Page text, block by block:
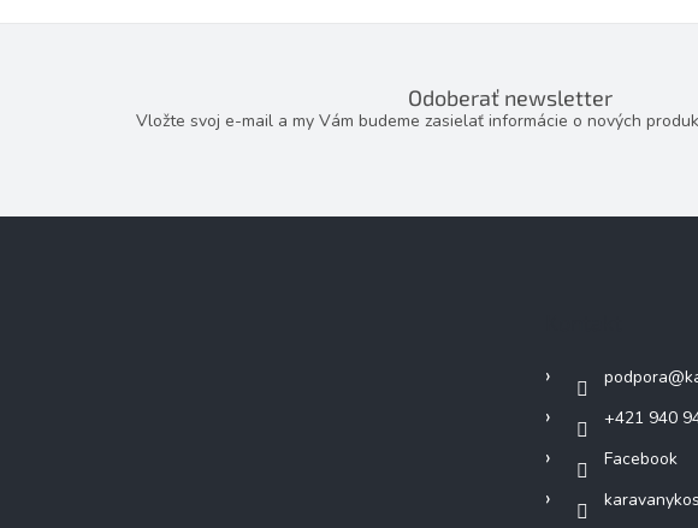
Odoberať newsletter
Vložte svoj e-mail a my Vám budeme zasielať informácie o nových
podpora@
+421 940
Facebook